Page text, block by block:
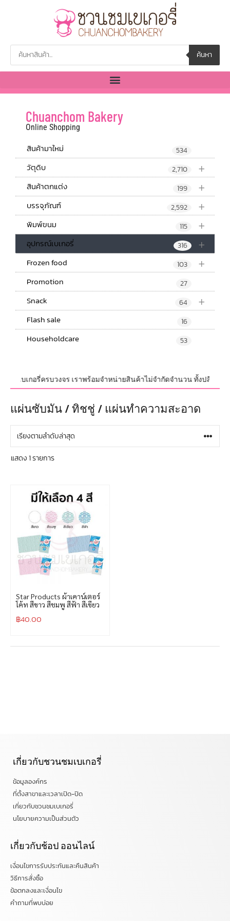
ค้นหา
Chuanchom Bakery
Online Shopping
สินค้ามาใหม่ 534
+
วัตุดิบ 2,710
+
สินค้าตกแต่ง 199
+
บรรจุภัณฑ์ 2,592
+
พิมพ์ขนม 115
+
อุปกรณ์เบเกอรี่ 316
+
Frozen food 103
Promotion 27
+
Snack 64
Flash sale 16
Householdcare 53
เบเกอรี่ครบวงจร เราพร้อมจำหน่ายสินค้าไม่จำกัดจำนวน ทั้งปลีกและ
แผ่นซับมัน / ทิชชู่ / แผ่นทำความสะอาด
แสดง 1 รายการ
Star Products ผ้าเคาน์เตอร์
โค้ท สีขาว สีชมพู สีฟ้า สีเขียว
฿40.00
เกี่ยวกับชวนชมเบเกอรี่
ข้อมูลองค์กร
ที่ตั้งสาขาและเวลาเปิด-ปิด
เกี่ยวกับชวนชมเบเกอรี่
นโยบายความเป็นส่วนตัว
เกี่ยวกับช้อป ออนไลน์
เงื่อนไขการรับประกันและคืนสินค้า
วิธีการสั่งซื้อ
ข้อตกลงและเงื่อนไข
คำถามที่พบบ่อย